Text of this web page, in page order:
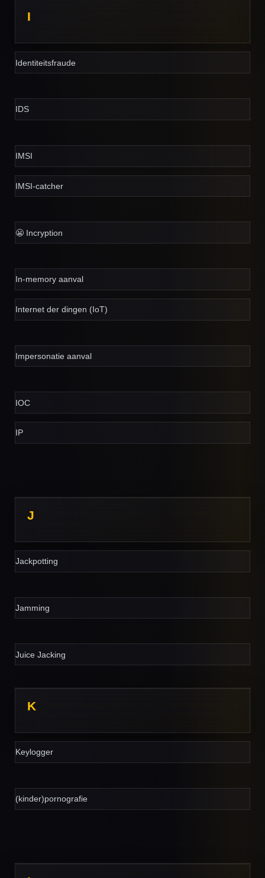
I
Identiteitsfraude
IDS
IMSI
IMSI-catcher
😬 Incryption
In-memory aanval
Internet der dingen (IoT)
Impersonatie aanval
IOC
IP
J
Jackpotting
Jamming
Juice Jacking
K
Keylogger
(kinder)pornografie